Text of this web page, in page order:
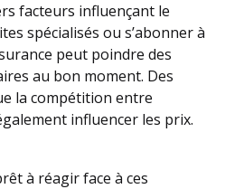
facteurs influençant le
spécialisés ou s’abonner à
peut poindre des
au bon moment. Des
la compétition entre
influencer les prix.
à réagir face à ces